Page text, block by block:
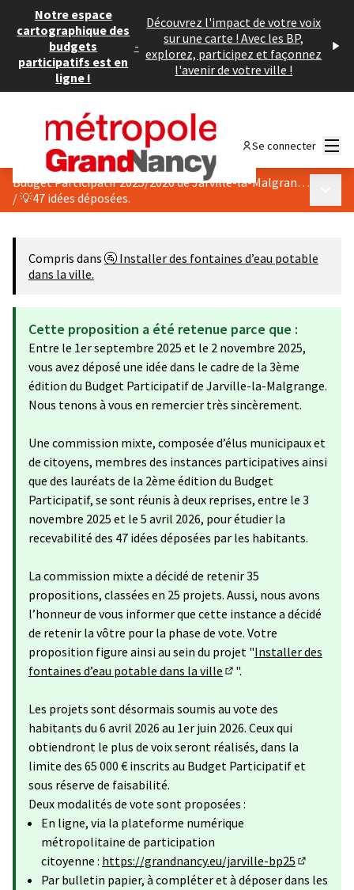
Notre espace
cartographique des
budgets
participatifs est en
ligne !
-
Découvrez l'impact de votre voix
sur une carte ! Avec les BP,
explorez, participez et façonnez
l'avenir de votre ville !
Se connecter
Budget Participatif 2025/2026 de Jarville-la-Malgrange
/💡47 idées déposées.
Compris dans 🚰 Installer des fontaines d’eau potable
dans la ville.
Cette proposition a été retenue parce que :
Entre le 1er septembre 2025 et le 2 novembre 2025,
vous avez déposé une idée dans le cadre de la 3ème
édition du Budget Participatif de Jarville-la-Malgrange.
Nous tenons à vous en remercier très sincèrement.
Une commission mixte, composée d’élus municipaux et
de citoyens, membres des instances participatives ainsi
que des lauréats de la 2ème édition du Budget
Participatif, se sont réunis à deux reprises, entre le 3
novembre 2025 et le 5 avril 2026, pour étudier la
recevabilité des 47 idées déposées par les habitants.
La commission mixte a décidé de retenir 35
propositions, classées en 25 projets. Aussi, nous avons
l’honneur de vous informer que cette instance a décidé
de retenir la vôtre pour la phase de vote. Votre
proposition figure ainsi au sein du projet "Installer des
fontaines d’eau potable dans la ville
".
Les projets sont désormais soumis au vote des
habitants du 6 avril 2026 au 1er juin 2026. Ceux qui
obtiendront le plus de voix seront réalisés, dans la
limite des 65 000 € inscrits au Budget Participatif et
sous réserve de faisabilité.
Deux modalités de vote sont proposées :
En ligne, via la plateforme numérique
métropolitaine de participation
citoyenne : https://grandnancy.eu/jarville-bp25
(Lien
Par bulletin papier, à compléter et à déposer dans les